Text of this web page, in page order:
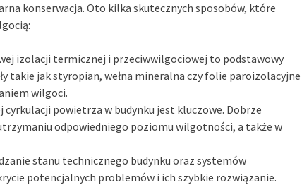
konserwacja. Oto kilka skutecznych sposobów, które
izolacji termicznej i przeciwwilgociowej to podstawowy
takie jak styropian, wełna mineralna czy folie paroizolacyjne
wilgoci.
cyrkulacji powietrza w budynku jest kluczowe. Dobrze
odpowiedniego poziomu wilgotności, a także w
stanu technicznego budynku oraz systemów
potencjalnych problemów i ich szybkie rozwiązanie.